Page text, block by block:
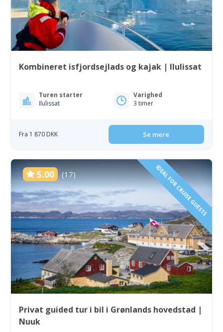
Kombineret isfjordsejlads og kajak | Ilulissat
Turen starter
Ilulissat
Varighed
3 timer
Fra 1 870 DKK Se mere
5.00 (17) IDEAL FOR CRUISE GUESTS
Privat guided tur i bil i Grønlands hovedstad |
Nuuk